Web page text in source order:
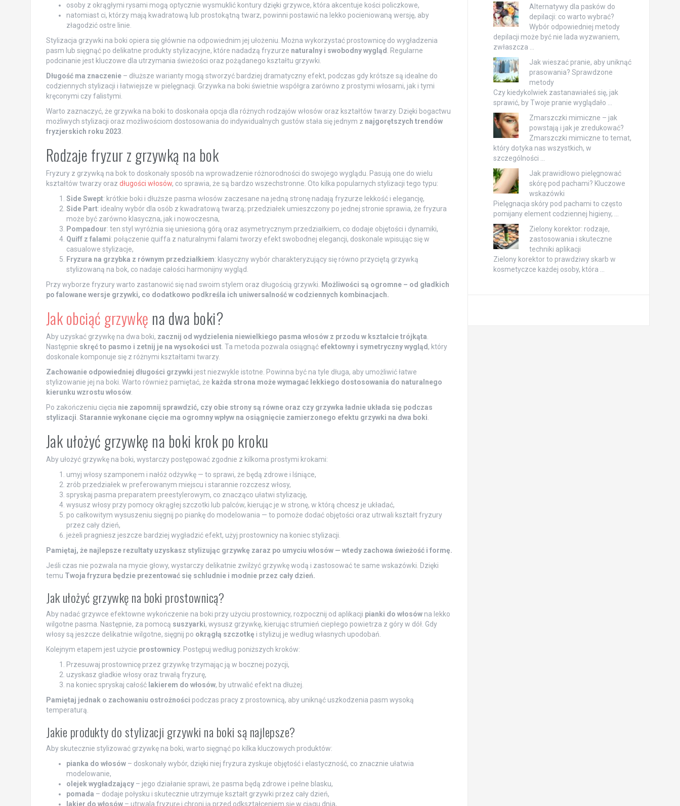
osoby z okrągłymi rysami mogą optycznie wysmuklić kontury dzięki grzywce, która akcentuje kości policzkowe,
natomiast ci, którzy mają kwadratową lub prostokątną twarz, powinni postawić na lekko pocieniowaną wersję, aby
złagodzić ostre linie.
Stylizacja grzywki na boki opiera się głównie na odpowiednim jej ułożeniu. Można wykorzystać prostownicę do wygładzenia
pasm lub sięgnąć po delikatne produkty stylizacyjne, które nadadzą fryzurze naturalny i swobodny wygląd
. Regularne
podcinanie jest kluczowe dla utrzymania świeżości oraz pożądanego kształtu grzywki.
Długość ma znaczenie– dłuższe warianty mogą stworzyć bardziej dramatyczny efekt, podczas gdy krótsze są idealne do
codziennych stylizacji i łatwiejsze w pielęgnacji. Grzywka na boki świetnie współgra zarówno z prostymi włosami, jak i tymi
kręconymi czy falistymi.
Warto zaznaczyć, że grzywka na boki to doskonała opcja dla różnych rodzajów włosów oraz kształtów twarzy. Dzięki bogactwu
możliwych stylizacji oraz możliwościom dostosowania do indywidualnych gustów stała się jednym z najgorętszych trendów
fryzjerskich roku 2023
Rodzaje fryzur z grzywką na bok
Fryzury z grzywką na bok to doskonały sposób na wprowadzenie różnorodności do swojego wyglądu. Pasują one do wielu
kształtów twarzy oraz długości włosów, co sprawia, że są bardzo wszechstronne. Oto kilka popularnych stylizacji tego typu:
Side Swept: krótkie boki i dłuższe pasma włosów zaczesane na jedną stronę nadają fryzurze lekkość i elegancję,
Side Part: idealny wybór dla osób z kwadratową twarzą; przedziałek umieszczony po jednej stronie sprawia, że fryzura
może być zarówno klasyczna, jak i nowoczesna,
Pompadour: ten styl wyróżnia się uniesioną górą oraz asymetrycznym przedziałkiem, co dodaje objętości i dynamiki,
Quiff z falami: połączenie quiffa z naturalnymi falami tworzy efekt swobodnej elegancji, doskonale wpisując się w
casualowe stylizacje,
Fryzura na grzybka z równym przedziałkiem: klasyczny wybór charakteryzujący się równo przyciętą grzywką
stylizowaną na bok, co nadaje całości harmonijny wygląd.
Przy wyborze fryzury warto zastanowić się nad swoim stylem oraz długością grzywki.
Możliwości są ogromne – od gładkich
po falowane wersje grzywki, co dodatkowo podkreśla ich uniwersalność w codziennych kombinacjach.
Jak obciąć grzywkę na dwa boki?
Aby uzyskać grzywkę na dwa boki, zacznij od wydzielenia niewielkiego pasma włosów z przodu w kształcie trójkąta
Następnie skręć to pasmo i zetnij je na wysokości ust. Ta metoda pozwala osiągnąć efektowny i symetryczny wygląd , który
doskonale komponuje się z różnymi kształtami twarzy.
Zachowanie odpowiedniej długości grzywki jest niezwykle istotne. Powinna być na tyle długa, aby umożliwić łatwe
stylizowanie jej na boki. Warto również pamiętać, że każda strona może wymagać lekkiego dostosowania do naturalnego
kierunku wzrostu włosów.
Po zakończeniu cięcia nie zapomnij sprawdzić, czy obie strony są równe oraz czy grzywka ładnie układa się podczas
stylizacji Starannie wykonane cięcie ma ogromny wpływ na osiągnięcie zamierzonego efektu grzywki na dwa boki
Jak ułożyć grzywkę na boki krok po kroku
Aby ułożyć grzywkę na boki, wystarczy postępować zgodnie z kilkoma prostymi krokami:
umyj włosy szamponem i nałóż odżywkę — to sprawi, że będą zdrowe i lśniące,
zrób przedziałek w preferowanym miejscu i starannie rozczesz włosy,
spryskaj pasma preparatem preestylerowym, co znacząco ułatwi stylizację,
wysusz włosy przy pomocy okrągłej szczotki lub palców, kierując je w stronę, w którą chcesz je układać,
po całkowitym wysuszeniu sięgnij po piankę do modelowania — to pomoże dodać objętości oraz utrwali kształt fryzury
przez cały dzień,
jeżeli pragniesz jeszcze bardziej wygładzić efekt, użyj prostownicy na koniec stylizacji.
Pamiętaj, że najlepsze rezultaty uzyskasz stylizując grzywkę zaraz po umyciu włosów — wtedy zachowa świeżość i formę.
Jeśli czas nie pozwala na mycie głowy, wystarczy delikatnie zwilżyć grzywkę wodą i zastosować te same wskazówki. Dzięki
temu Twoja fryzura będzie prezentować się schludnie i modnie przez cały dzień.
Jak ułożyć grzywkę na boki prostownicą?
Aby nadać grzywce efektowne wykończenie na boki przy użyciu prostownicy, rozpocznij od aplikacji pianki do włosówna lekko
wilgotne pasma. Następnie, za pomocą suszyarki, wysusz grzywkę, kierując strumień ciepłego powietrza z góry w dół. Gdy
włosy są jeszcze delikatnie wilgotne, sięgnij po okrągłą szczotkę i stylizuj je według własnych upodobań.
Kolejnym etapem jest użycie prostownicy. Postępuj według poniższych kroków:
Przesuwaj prostownicę przez grzywkę trzymając ją w bocznej pozycji,
uzyskasz gładkie włosy oraz trwałą fryzurę,
na koniec spryskaj całość lakierem do włosów, by utrwalić efekt na dłużej.
Pamiętaj jednak o zachowaniu ostrożności podczas pracy z prostownicą, aby uniknąć uszkodzenia pasm wysoką
temperaturą.
Jakie produkty do stylizacji grzywki na boki są najlepsze?
Aby skutecznie stylizować grzywkę na boki, warto sięgnąć po kilka kluczowych produktów:
pianka do włosów– doskonały wybór, dzięki niej fryzura zyskuje objętość i elastyczność, co znacznie ułatwia
modelowanie,
olejek wygładzający– jego działanie sprawi, że pasma będą zdrowe i pełne blasku,
pomada – dodaje połysku i skutecznie utrzymuje kształt grzywki przez cały dzień,
lakier do włosów– utrwala fryzurę i chroni ją przed odkształceniem się w ciągu dnia,
Alternatywy dla pasków do
depilacji: co warto wybrać?
Wybór odpowiedniej metody
depilacji może być nie lada wyzwaniem,
zwłaszcza …
Jak wieszać pranie, aby uniknąć
prasowania? Sprawdzone
metody
Czy kiedykolwiek zastanawiałeś się, jak
sprawić, by Twoje pranie wyglądało …
Zmarszczki mimiczne – jak
powstają i jak je zredukować?
Zmarszczki mimiczne to temat,
który dotyka nas wszystkich, w
szczególności …
Jak prawidłowo pielęgnować
skórę pod pachami? Kluczowe
wskazówki
Pielęgnacja skóry pod pachami to często
pomijany element codziennej higieny, …
Zielony korektor: rodzaje,
zastosowania i skuteczne
techniki aplikacji
Zielony korektor to prawdziwy skarb w
kosmetyczce każdej osoby, która …